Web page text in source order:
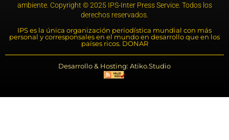
ambiente. Copyright © 2025 IPS-Inter Press Service. Todos los
derechos reservados.
IPS es la única organización periodística mundial con más
personal y corresponsales en el mundo en desarrollo que en los
países ricos. DONAR
Desarrollo & Hosting: Atiko.Studio